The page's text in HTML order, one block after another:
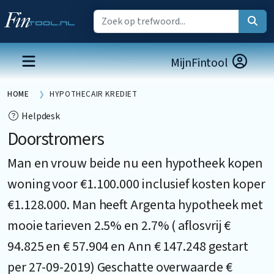
MijnFintool
HOME HYPOTHECAIR KREDIET
Helpdesk
Doorstromers
Man en vrouw beide nu een hypotheek kopen
woning voor €1.100.000 inclusief kosten koper
€1.128.000. Man heeft Argenta hypotheek met
mooie tarieven 2.5% en 2.7% ( aflosvrij €
94.825 en € 57.904 en Ann € 147.248 gestart
per 27-09-2019) Geschatte overwaarde €